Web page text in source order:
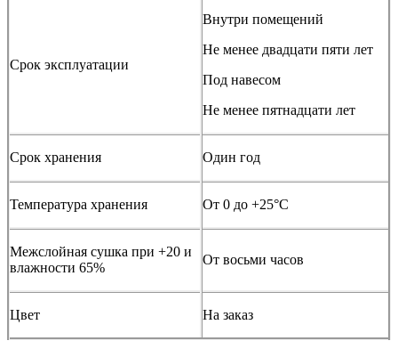
Срок эксплуатации
Внутри помещений
Не менее двадцати пяти лет
Под навесом
Не менее пятнадцати лет
Срок хранения Один год
Температура хранения От 0 до +25°С
Межслойная сушка при +20 и
влажности 65%
От восьми часов
Цвет На заказ